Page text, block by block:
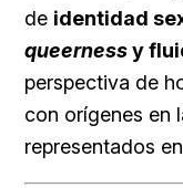
de identidad
queernessy
perspectiva de
con orígenes en
representados